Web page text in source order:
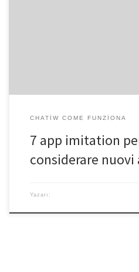
CHATIW COME FUNZIONA
7 app imitation
considerare nuovi
Yazarı: